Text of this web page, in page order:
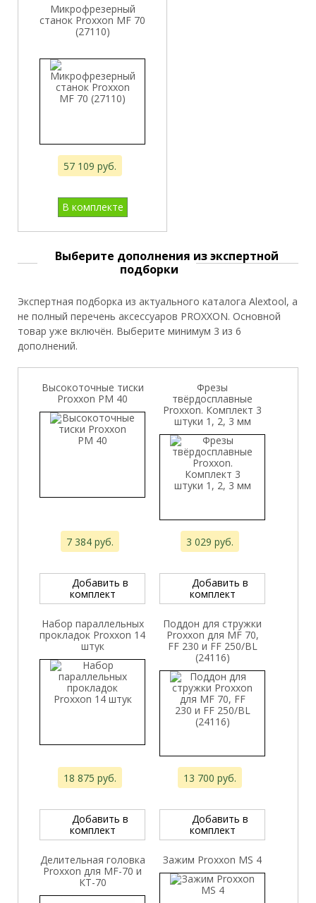
Микрофрезерный
станок Proxxon MF 70
(27110)
57 109 руб.
В комплекте
Выберите дополнения из экспертной
подборки
Экспертная подборка из актуального каталога Alextool, а
не полный перечень аксессуаров PROXXON. Основной
товар уже включён. Выберите минимум 3 из 6
дополнений.
Высокоточные тиски
Proxxon PM 40
7 384 руб.
Добавить в
комплект
Фрезы
твёрдосплавные
Proxxon. Комплект 3
штуки 1, 2, 3 мм
3 029 руб.
Добавить в
комплект
Набор параллельных
прокладок Proxxon 14
штук
18 875 руб.
Добавить в
комплект
Поддон для стружки
Proxxon для MF 70,
FF 230 и FF 250/BL
(24116)
13 700 руб.
Добавить в
комплект
Делительная головка
Proxxon для MF-70 и
КТ-70
Зажим Proxxon MS 4